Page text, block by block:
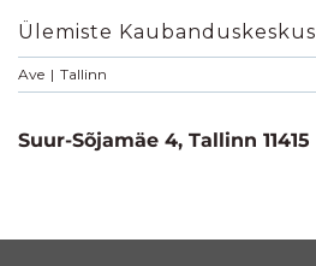
Ülemiste Kaubanduskeskus
Ave | Tallinn
Suur-Sõjamäe 4, Tallinn 11415